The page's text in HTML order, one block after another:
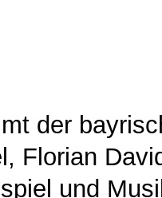
der
Florian
und